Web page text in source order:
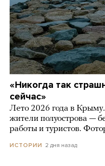
«Никогда так
сейчас»
Лето 2026 года в
жители полуострова —
работы и туристов.
ИСТОРИИ 2 дня назад